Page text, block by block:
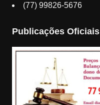
(77) 99826-5676
Publicações Oficiais